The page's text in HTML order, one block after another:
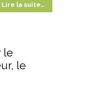
Lire la suite…
le
le